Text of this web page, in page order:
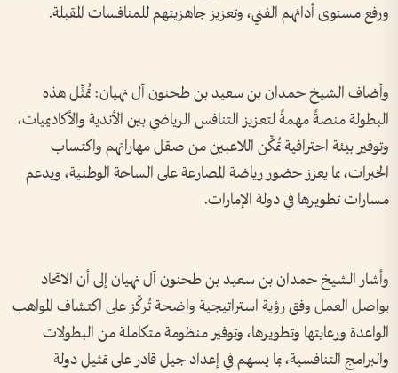
ورفع مستوى أدائهم الفني، وتعزيز جاهزيتهم للمنافسات المقبلة.
وأضاف الشيخ حمدان بن سعيد بن طحنون آل نهيان: تُمثِّل هذه
البطولة منصةً مهمةً لتعزيز التنافس الرياضي بين الأندية والأكاديميات،
وتوفير بيئة احترافية تُمكِّن اللاعبين من صقل مهاراتهم واكتساب
الخبرات، بما يعزز حضور رياضة المصارعة على الساحة الوطنية، ويدعم
مسارات تطويرها في دولة الإمارات.
وأشار الشيخ حمدان بن سعيد بن طحنون آل نهيان إلى أن الاتحاد
يواصل العمل وفق رؤية استراتيجية واضحة تُركِّز على اكتشاف المواهب
الواعدة ورعايتها وتطويرها، وتوفير منظومة متكاملة من البطولات
والبرامج التنافسية، بما يسهم في إعداد جيل قادر على تمثيل دولة